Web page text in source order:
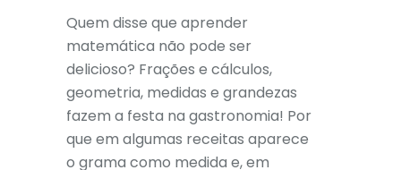
Quem disse que aprender
matemática não pode ser
delicioso? Frações e cálculos,
geometria, medidas e grandezas
fazem a festa na gastronomia! Por
que em algumas receitas aparece
o grama como medida e, em